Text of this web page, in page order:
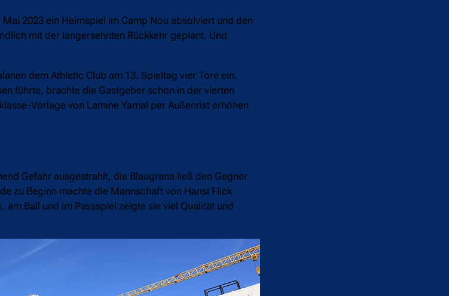
2023 ein Heimspiel im Camp Nou absolviert und den
mit der langersehnten Rückkehr geplant. Und
dem Athletic Club am 13. Spieltag vier Tore ein.
führte, brachte die Gastgeber schon in der vierten
Vorlage von Lamine Yamal per Außenrist erhöhen
Gefahr ausgestrahlt, die Blaugrana ließ den Gegner
zu Beginn machte die Mannschaft von Hansi Flick
Ball und im Passspiel zeigte sie viel Qualität und